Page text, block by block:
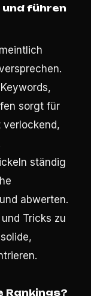
und führen
sorgt für
verlockend,
ständig
abwerten.
Tricks zu
Rankings?